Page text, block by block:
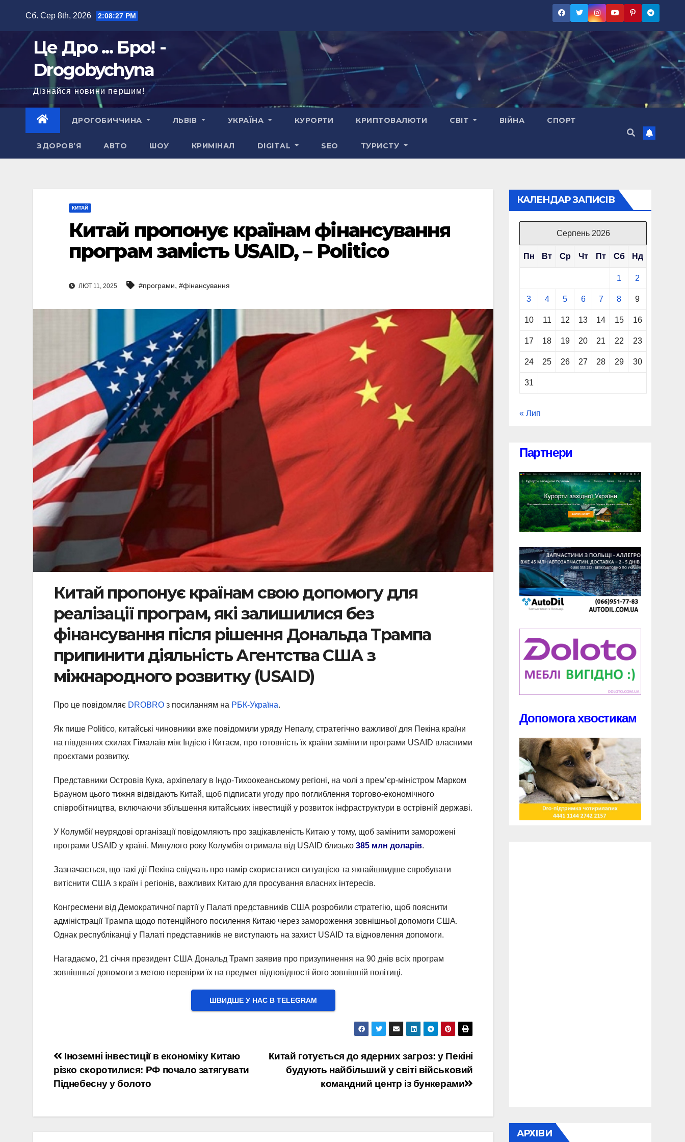
Сб. Сер 8th, 2026 2:08:28 PM
Це Дро ... Бро! -
Drogobychyna
Дізнайся новини першим!
ДРОГОБИЧЧИНА ЛЬВІВ УКРАЇНА КУРОРТИ КРИПТОВАЛЮТИ СВІТ ВІЙНА СПОРТ
ЗДОРОВ’Я АВТО ШОУ КРИМІНАЛ DIGITAL SEO ТУРИСТУ
КИТАЙ
Китай пропонує країнам фінансування
програм замість USAID, – Politico
ЛЮТ 11, 2025 #програми, #фінансування
Китай пропонує країнам свою допомогу для
реалізації програм, які залишилися без
фінансування після рішення Дональда Трампа
припинити діяльність Агентства США з
міжнародного розвитку (USAID)
Про це повідомляє DROBRO з посиланням на РБК-Україна.
Як пише Politico, китайські чиновники вже повідомили уряду Непалу, стратегічно важливої для Пекіна країни
на південних схилах Гімалаїв між Індією і Китаєм, про готовність їх країни замінити програми USAID власними
проєктами розвитку.
Представники Островів Кука, архіпелагу в Індо-Тихоокеанському регіоні, на чолі з прем’єр-міністром Марком
Брауном цього тижня відвідають Китай, щоб підписати угоду про поглиблення торгово-економічного
співробітництва, включаючи збільшення китайських інвестицій у розвиток інфраструктури в острівній державі.
У Колумбії неурядові організації повідомляють про зацікавленість Китаю у тому, щоб замінити заморожені
програми USAID у країні. Минулого року Колумбія отримала від USAID близько 385 млн доларів.
Зазначається, що такі дії Пекіна свідчать про намір скористатися ситуацією та якнайшвидше спробувати
витіснити США з країн і регіонів, важливих Китаю для просування власних інтересів.
Конгресмени від Демократичної партії у Палаті представників США розробили стратегію, щоб пояснити
адміністрації Трампа щодо потенційного посилення Китаю через замороження зовнішньої допомоги США.
Однак республіканці у Палаті представників не виступають на захист USAID та відновлення допомоги.
Нагадаємо, 21 січня президент США Дональд Трамп заявив про призупинення на 90 днів всіх програм
зовнішньої допомоги з метою перевірки їх на предмет відповідності його зовнішній політиці.
ШВИДШЕ У НАС В ТELEGRAM
Навігація
записів
Китай готується до ядерних загроз: у Пекіні
будують найбільший у світі військовий
командний центр із бункерами
Іноземні інвестиції в економіку Китаю
різко скоротилися: РФ почало затягувати
Піднебесну у болото
КАЛЕНДАР ЗАПИСІВ
Серпень 2026
Пн Вт Ср Чт Пт Сб Нд
1 2
3 4 5 6 7 8 9
10 11 12 13 14 15 16
17 18 19 20 21 22 23
24 25 26 27 28 29 30
31
« Лип
Партнери
Допомога хвостикам
АРХІВИ